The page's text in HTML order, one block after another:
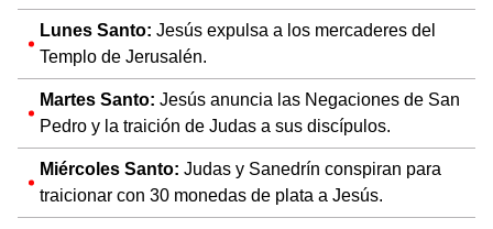
Lunes Santo: Jesús expulsa a los mercaderes del
Templo de Jerusalén.
Martes Santo: Jesús anuncia las Negaciones de San
Pedro y la traición de Judas a sus discípulos.
Miércoles Santo: Judas y Sanedrín conspiran para
traicionar con 30 monedas de plata a Jesús.